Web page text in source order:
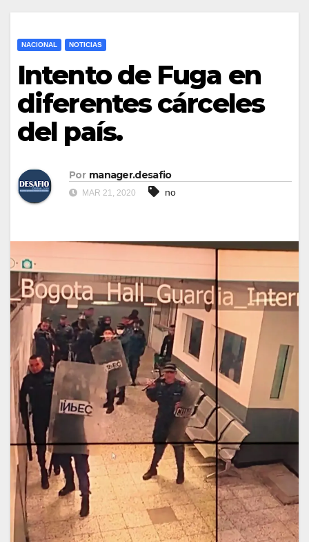
NACIONAL NOTICIAS
Intento de Fuga en
diferentes cárceles
del país.
Por manager.desafio
MAR 21, 2020 no